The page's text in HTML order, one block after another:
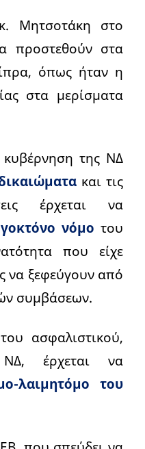
Μητσοτάκη στο
προστεθούν στα
όπως ήταν η
στα μερίσματα
της ΝΔ
και τις
έρχεται να
νόμο του
που είχε
να ξεφεύγουν από
συμβάσεων.
ασφαλιστικού,
έρχεται να
λαιμητόμο του